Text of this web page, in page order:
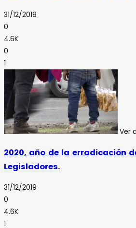
31/12/2019
0
4.6K
0
1
Ver
2020, año de la erradicación
Legisladores.
31/12/2019
0
4.6K
1